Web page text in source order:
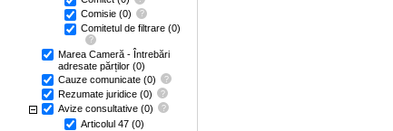
Comisie (0)
Comitetul de filtrare (0)
Marea Cameră - Întrebări
adresate părților (0)
Cauze comunicate (0)
Rezumate juridice (0)
Avize consultative (0)
Articolul 47 (0)